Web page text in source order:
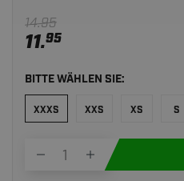
14.95
11.95
BITTE WÄHLEN SIE:
XXXS XXS XS S